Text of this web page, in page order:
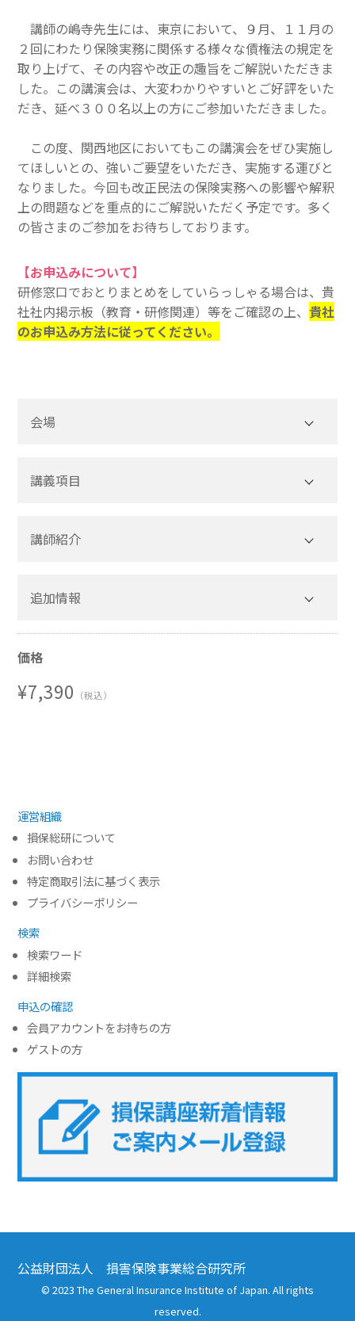
調査報告書
機関誌「損保総研レポート」
損害保険研究
講師の嶋寺先生には、東京において、９月、１１月の
２回にわたり保険実務に関係する様々な債権法の規定を
取り上げて、その内容や改正の趣旨をご解説いただきま
した。この講演会は、大変わかりやすいとご好評をいた
だき、延べ３００名以上の方にご参加いただきました。
この度、関西地区においてもこの講演会をぜひ実施し
てほしいとの、強いご要望をいただき、実施する運びと
なりました。今回も改正民法の保険実務への影響や解釈
上の問題などを重点的にご解説いただく予定です。多く
の皆さまのご参加をお待ちしております。
【お申込みについて】
研修窓口でおとりまとめをしていらっしゃる場合は、貴
社社内掲示板（教育・研修関連）等をご確認の上、貴社
のお申込み方法に従ってください。
会場
講義項目
ど）
③法定利率（変動制の導入、適用の基準時など）
④消滅時効（時効の起算点、債権者としての留意
点など）
講師紹介
略 歴
1998年 京都大学法学部卒業
2000年 大江橋法律事務所入所
ロサンゼルスオフィス勤務
2006年～2008年 任期付き公務員として法務省民
事局参事官室にて勤務
（民事局付として保険法の立案を担当）
現在 大江橋法律事務所パートナー
追加情報
【キャンセルについて】
価格
¥7,390 （税込）
運営組織
損保総研について
お問い合わせ
特定商取引法に基づく表示
プライバシーポリシー
検索
検索ワード
詳細検索
申込の確認
会員アカウントをお持ちの方
ゲストの方
公益財団法人 損害保険事業総合研究所
© 2023 The General Insurance Institute of Japan. All rights
reserved.